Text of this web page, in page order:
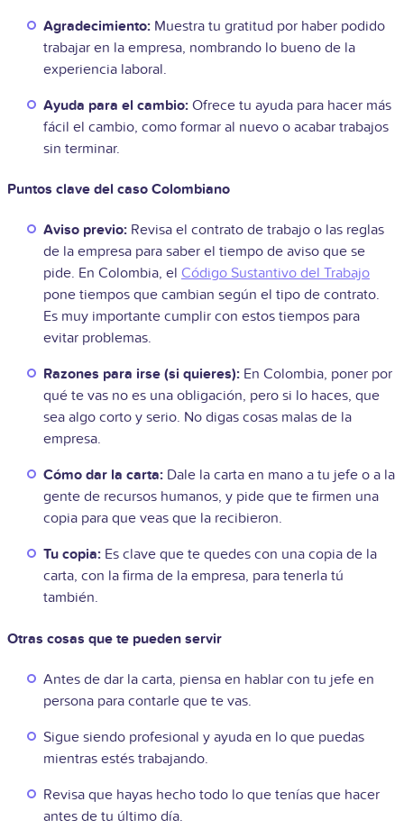
Agradecimiento: Muestra tu gratitud por haber podido
trabajar en la empresa, nombrando lo bueno de la
experiencia laboral.
Ayuda para el cambio: Ofrece tu ayuda para hacer más
fácil el cambio, como formar al nuevo o acabar trabajos
sin terminar.
Puntos clave del caso Colombiano
Aviso previo: Revisa el contrato de trabajo o las reglas
de la empresa para saber el tiempo de aviso que se
pide. En Colombia, el Código Sustantivo del Trabajo
pone tiempos que cambian según el tipo de contrato.
Es muy importante cumplir con estos tiempos para
evitar problemas.
Razones para irse (si quieres): En Colombia, poner por
qué te vas no es una obligación, pero si lo haces, que
sea algo corto y serio. No digas cosas malas de la
empresa.
Cómo dar la carta: Dale la carta en mano a tu jefe o a la
gente de recursos humanos, y pide que te firmen una
copia para que veas que la recibieron.
Tu copia: Es clave que te quedes con una copia de la
carta, con la firma de la empresa, para tenerla tú
también.
Otras cosas que te pueden servir
Antes de dar la carta, piensa en hablar con tu jefe en
persona para contarle que te vas.
Sigue siendo profesional y ayuda en lo que puedas
mientras estés trabajando.
Revisa que hayas hecho todo lo que tenías que hacer
antes de tu último día.